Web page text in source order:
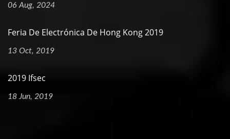
06 Aug, 2024
Feria De Electrónica De Hong Kong 2019
13 Oct, 2019
2019 Ifsec
18 Jun, 2019